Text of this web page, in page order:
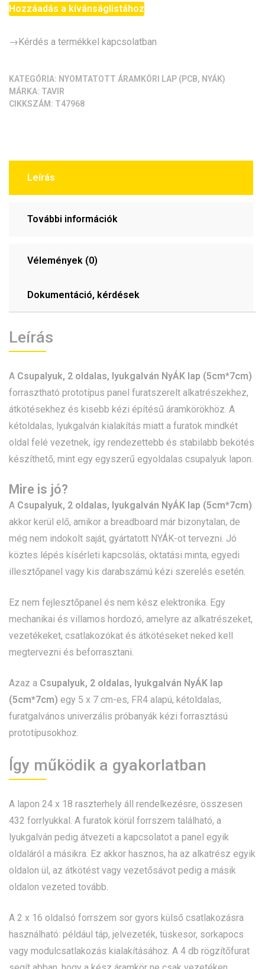
oldalas,
NyÁK
mennyiség
Hozzáadás a kívánságlistához
→Kérdés a termékkel kapcsolatban
KATEGÓRIA: NYOMTATOTT ÁRAMKÖRI LAP (PCB, NYÁK)
MÁRKA: TAVIR
CIKKSZÁM: T47968
Leírás
További információk
Vélemények (0)
Dokumentáció, kérdések
Leírás
A Csupalyuk, 2 oldalas, lyukgalván NyÁK lap (5cm*7cm)
forrasztható prototípus panel furatszerelt alkatrészekhez,
átkötésekhez és kisebb kézi építésű áramkörökhöz. A
kétoldalas, lyukgalván kialakítás miatt a furatok mindkét
oldal felé vezetnek, így rendezettebb és stabilabb bekötés
készíthető, mint egy egyszerű egyoldalas csupalyuk lapon.
Mire is jó?
A Csupalyuk, 2 oldalas, lyukgalván NyÁK lap (5cm*7cm)
akkor kerül elő, amikor a breadboard már bizonytalan, de
még nem indokolt saját, gyártatott NYÁK-ot tervezni. Jó
köztes lépés kísérleti kapcsolás, oktatási minta, egyedi
illesztőpanel vagy kis darabszámú kézi szerelés esetén.
Ez nem fejlesztőpanel és nem kész elektronika. Egy
mechanikai és villamos hordozó, amelyre az alkatrészeket,
vezetékeket, csatlakozókat és átkötéseket neked kell
megtervezni és beforrasztani.
Azaz a Csupalyuk, 2 oldalas, lyukgalván NyÁK lap
(5cm*7cm) egy 5 x 7 cm-es, FR4 alapú, kétoldalas,
furatgalvános univerzális próbanyák kézi forrasztású
prototípusokhoz.
Így működik a gyakorlatban
A lapon 24 x 18 raszterhely áll rendelkezésre, összesen
432 forrlyukkal. A furatok körül forrszem található, a
lyukgalván pedig átvezeti a kapcsolatot a panel egyik
oldaláról a másikra. Ez akkor hasznos, ha az alkatrész egyik
oldalon ül, az átkötést vagy vezetősávot pedig a másik
oldalon vezeted tovább.
A 2 x 16 oldalsó forrszem sor gyors külső csatlakozásra
használható: például táp, jelvezeték, tüskesor, sorkapocs
vagy modulcsatlakozás kialakításához. A 4 db rögzítőfurat